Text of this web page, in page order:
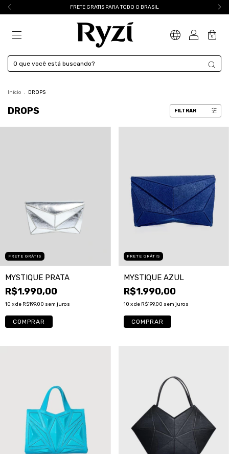
FRETE GRATIS PARA TODO O BRASIL
0
Início . DROPS
DROPS FILTRAR
FRETE GRÁTIS
MYSTIQUE PRATA
R$1.990,00
10 x de R$199,00 sem juros
COMPRAR
FRETE GRÁTIS
MYSTIQUE AZUL
R$1.990,00
10 x de R$199,00 sem juros
COMPRAR